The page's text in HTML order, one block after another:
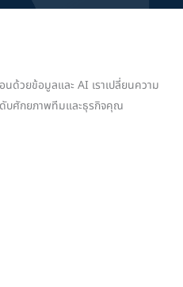
ด้วยข้อมูลและ AI เราเปลี่ยนความ
ดับศักยภาพทีมและธุรกิจคุณ